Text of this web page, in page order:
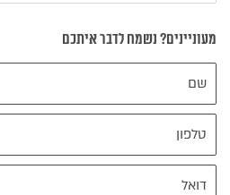
מעוניינים? נשמח לדבר איתכם